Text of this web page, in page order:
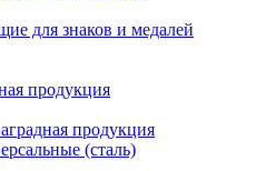
для знаков и медалей
продукция
продукция
(сталь)